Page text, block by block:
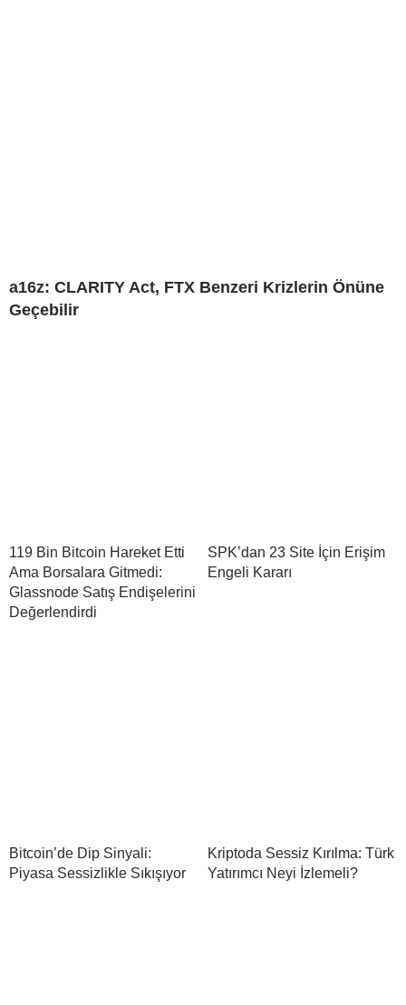
a16z: CLARITY Act, FTX Benzeri Krizlerin Önüne
Geçebilir
119 Bin Bitcoin Hareket Etti
Ama Borsalara Gitmedi:
Glassnode Satış Endişelerini
Değerlendirdi
SPK’dan 23 Site İçin Erişim
Engeli Kararı
Bitcoin’de Dip Sinyali:
Piyasa Sessizlikle Sıkışıyor
Kriptoda Sessiz Kırılma: Türk
Yatırımcı Neyi İzlemeli?